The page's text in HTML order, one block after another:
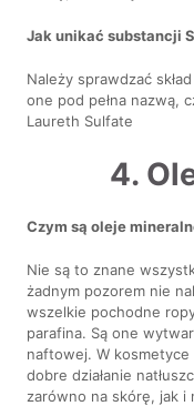
Jak unikać substancji
Należy sprawdzać
one pod pełna nazwą,
Laureth Sulfate
4.
Czym są oleje
Nie są to znane
żadnym pozorem nie
wszelkie pochodne
parafina. Są one
naftowej. W kosmetyce
dobre działanie
zarówno na skórę, jak i